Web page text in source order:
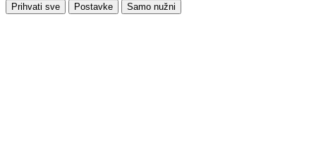
Prihvati sve Postavke Samo nužni